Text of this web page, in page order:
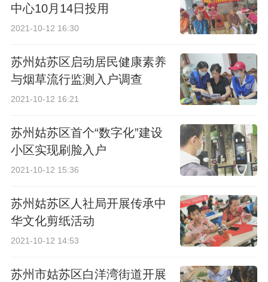
中心10月14日投用
2021-10-12 16:30
苏州姑苏区启动居民健康素养
与烟草流行监测入户调查
2021-10-12 16:21
苏州姑苏区首个“数字化”建设
小区实现刷脸入户
2021-10-12 15:36
苏州姑苏区人社局开展传承中
华文化剪纸活动
2021-10-12 14:53
苏州市姑苏区白洋湾街道开展